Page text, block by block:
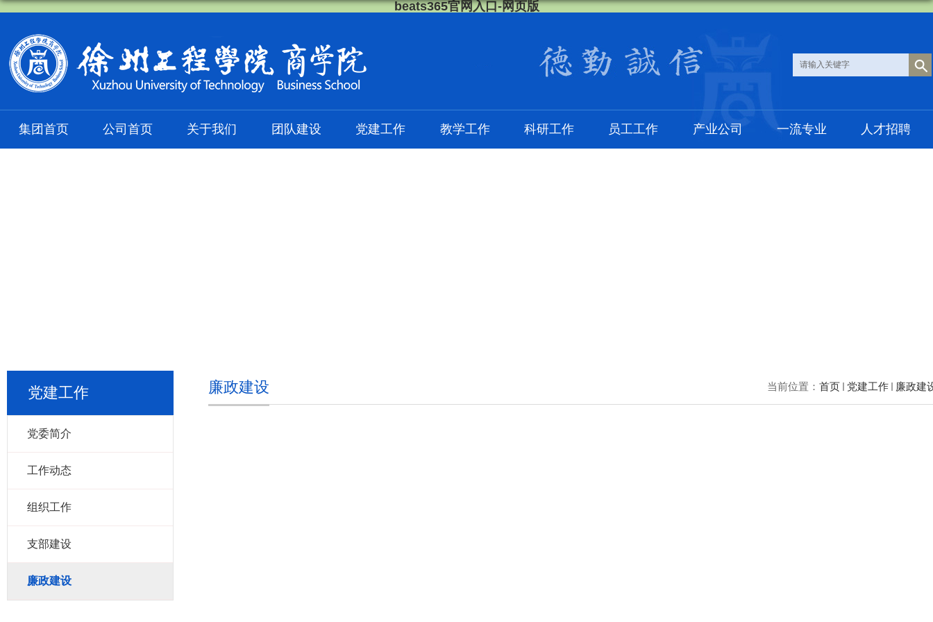
beats365官网入口-网页版
集团首页 公司首页 关于我们 团队建设 党建工作 教学工作 科研工作 员工工作 产业公司 一流专业 人才招聘
党建工作
党委简介
工作动态
组织工作
支部建设
廉政建设
当前位置： 首页 党建工作 廉政建
廉政建设